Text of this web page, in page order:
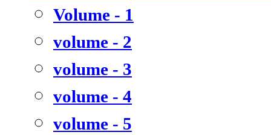
Volume - 1
volume - 2
volume - 3
volume - 4
volume - 5